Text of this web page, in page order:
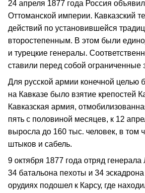
24 апреля 1877 года Россия
Оттоманской империи. Кавказский
действий по установившейся
второстепенным. В этом были
и турецкие генералы.
ставили перед собой ограниченные
Для русской армии конечной целью
на Кавказе было взятие крепостей
Кавказская армия,
пять с половиной месяцев, к 12
выросла до 160 тыс. человек, в том
штыков и сабель.
9 октября 1877 года отряд
34 батальона пехоты и 34
орудиях подошел к Карсу, где